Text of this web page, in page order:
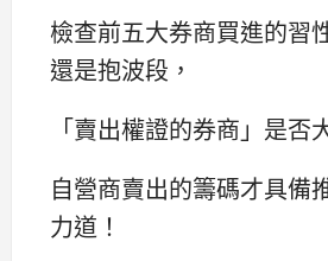
檢查前五大券商買進的習
還是抱波段，
「賣出權證的券商」是否
自營商賣出的籌碼才具備
力道！